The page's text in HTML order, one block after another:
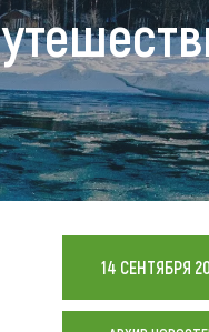
Где
14 СЕНТЯБРЯ